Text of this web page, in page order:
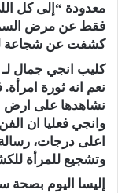
معدودة “​إلى كل
فقط عن مرض
كشفت عن شجاعة
كليب انجي جمال لـ
نعم انه ثورة
نشاهدها على ارض
وانجي فعليا ان
اعلى درجات،
وتشجيع للمرأة
إليسا اليوم بصحة